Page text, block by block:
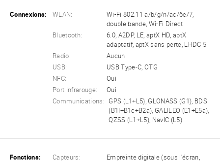
Connexions: WLAN:
Wi-Fi 802.11 a/b/g/n/ac/6e/7,
double bande, Wi-Fi Direct
Bluetooth:
6.0, A2DP, LE, aptX HD, aptX
adaptatif, aptX sans perte, LHDC 5
Radio:
Aucun
USB:
USB Type-C, OTG
NFC:
Oui
Port infrarouge:
Oui
Communications:
GPS (L1+L5), GLONASS (G1), BDS
(B1I+B1c+B2a), GALILEO (E1+E5a),
QZSS (L1+L5), NavIC (L5)
Fonctions: Capteurs:
Empreinte digitale (sous l'écran,